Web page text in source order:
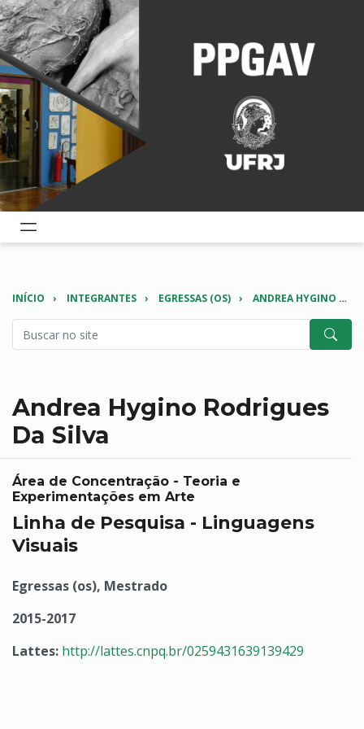
INÍCIO INTEGRANTES EGRESSAS (OS) ANDREA HYGINO RODRIGUES DA SILVA
Andrea Hygino Rodrigues
Da Silva
Área de Concentração - Teoria e
Experimentações em Arte
Linha de Pesquisa - Linguagens
Visuais
Egressas (os), Mestrado
2015-2017
Lattes: http://lattes.cnpq.br/0259431639139429